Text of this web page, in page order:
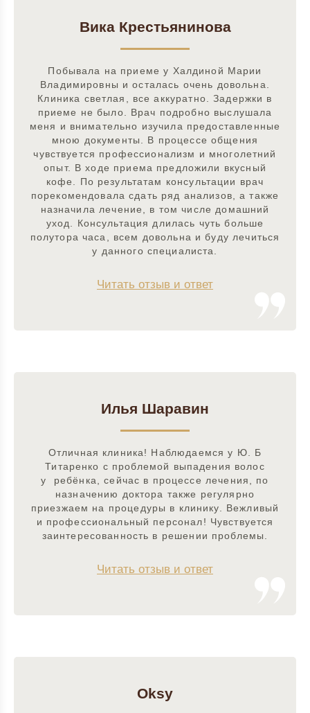
Вика Крестьянинова
Побывала на приеме у Халдиной Марии
Владимировны и осталась очень довольна.
Клиника светлая, все аккуратно. Задержки в
приеме не было. Врач подробно выслушала
меня и внимательно изучила предоставленные
мною документы. В процессе общения
чувствуется профессионализм и многолетний
опыт. В ходе приема предложили вкусный
кофе. По результатам консультации врач
порекомендовала сдать ряд анализов, а также
назначила лечение, в том числе домашний
уход. Консультация длилась чуть больше
полутора часа, всем довольна и буду лечиться
у данного специалиста.
Читать отзыв и ответ
Илья Шаравин
Отличная клиника! Наблюдаемся у Ю. Б
Титаренко с проблемой выпадения волос
у ребёнка, сейчас в процессе лечения, по
назначению доктора также регулярно
приезжаем на процедуры в клинику. Вежливый
и профессиональный персонал! Чувствуется
заинтересованность в решении проблемы.
Читать отзыв и ответ
Oksy